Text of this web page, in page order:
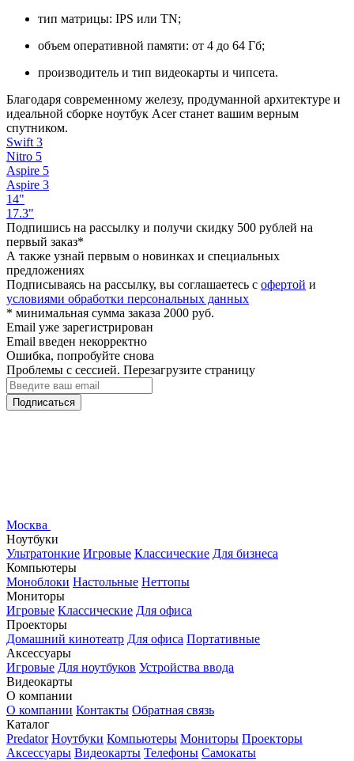
тип матрицы: IPS или TN;
объем оперативной памяти: от 4 до 64 Гб;
производитель и тип видеокарты и чипсета.
Благодаря современному железу, продуманной архитектуре и
идеальной сборке ноутбук Acer станет вашим верным
спутником.
Swift 3
Nitro 5
Aspire 5
Aspire 3
14"
17.3"
Подпишись на рассылку и получи скидку 500 рублей на
первый заказ*
А также узнай первым о новинках и специальных
предложениях
Подписываясь на рассылку, вы соглашаетесь с офертой и
условиями обработки персональных данных
* минимальная сумма заказа 2000 руб.
Email уже зарегистрирован
Email введен некорректно
Ошибка, попробуйте снова
Проблемы с сессией. Перезагрузите страницу
Подписаться
Москва
Ноутбуки
Ультратонкие Игровые Классические Для бизнеса
Компьютеры
Моноблоки Настольные Неттопы
Мониторы
Игровые Классические Для офиса
Проекторы
Домашний кинотеатр Для офиса Портативные
Аксессуары
Игровые Для ноутбуков Устройства ввода
Видеокарты
О компании
О компании Контакты Обратная связь
Каталог
Predator Ноутбуки Компьютеры Мониторы Проекторы
Аксессуары Видеокарты Телефоны Самокаты